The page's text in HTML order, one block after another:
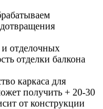
отделочных
отделки балкона
каркаса для
получить + 20-30
от конструкции